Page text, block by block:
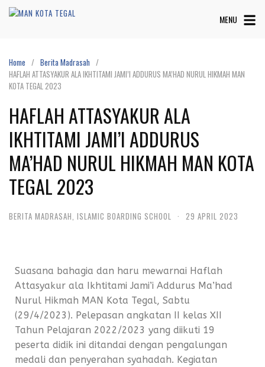
MENU
Home
Berita Madrasah
HAFLAH ATTASYAKUR ALA IKHTITAMI JAMI’I ADDURUS MA’HAD NURUL HIKMAH MAN
KOTA TEGAL 2023
HAFLAH ATTASYAKUR ALA
IKHTITAMI JAMI’I ADDURUS
MA’HAD NURUL HIKMAH MAN KOTA
TEGAL 2023
BERITA MADRASAH, ISLAMIC BOARDING SCHOOL · 29 APRIL 2023
Suasana bahagia dan haru mewarnai Haflah
Attasyakur ala Ikhtitami Jami’i Addurus Ma’had
Nurul Hikmah MAN Kota Tegal, Sabtu
(29/4/2023). Pelepasan angkatan II kelas XII
Tahun Pelajaran 2022/2023 yang diikuti 19
peserta didik ini ditandai dengan pengalungan
medali dan penyerahan syahadah. Kegiatan